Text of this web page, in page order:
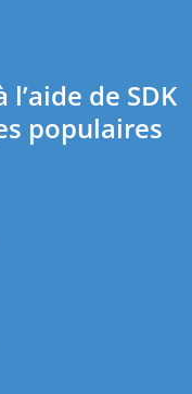
l’aide de SDK
populaires